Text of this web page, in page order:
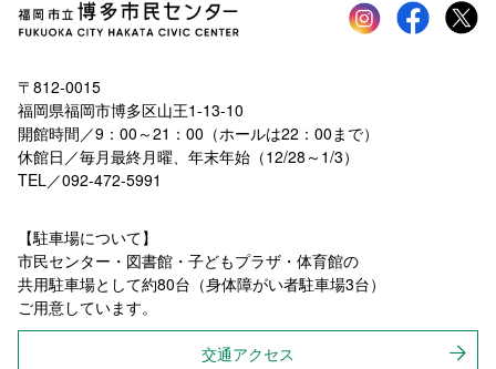
Instagramfacebook
〒812-0015
福岡県福岡市博多区山王1-13-10
開館時間／9：00～21：00（ホールは22：00まで）
休館日／毎月最終月曜、年末年始（12/28～1/3）
TEL／092-472-5991
【駐車場について】
市民センター・図書館・子どもプラザ・体育館の
共用駐車場として約80台（身体障がい者駐車場3台）
ご用意しています。
交通アクセス